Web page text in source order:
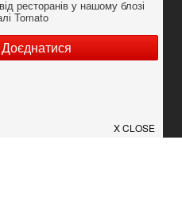
Рецепт дня
Новини
Анонси